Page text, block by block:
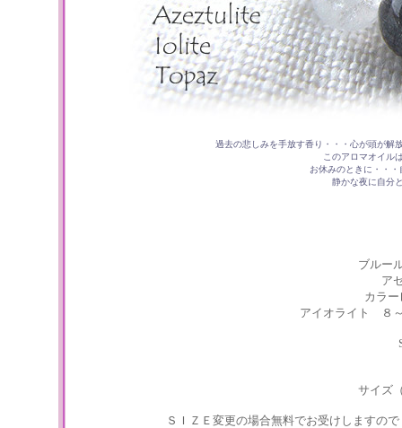
過去の悲しみを手放す香り・・・心が頭が解
このアロマオイル
お休みのときに・・
静かな夜に自分
ブルー
ア
カラ
アイオライト ８
サイズ
ＳＩＺＥ変更の場合無料でお受けしますの